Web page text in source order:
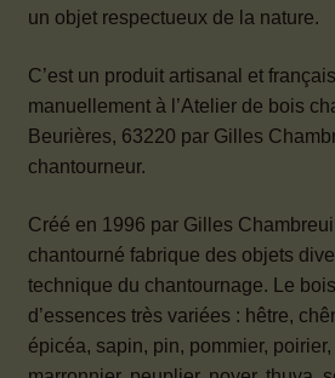
un objet respectueux de la nature.
C’est un produit artisanal et
manuellement à l’Atelier de bois
Beurières, 63220 par Gilles
chantourneur.
Créé en 1996 par Gilles
chantourné fabrique des objets
technique du chantournage. Le
d’essences très variées : hêtre,
épicéa, sapin, pin, pommier,